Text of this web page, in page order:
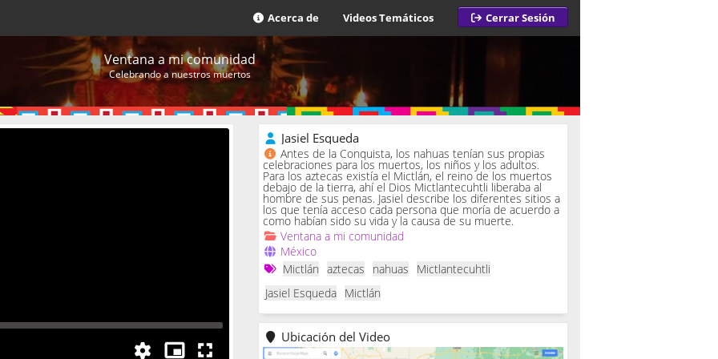
Acerca de Videos Temáticos Cerrar Sesión
Ventana a mi comunidad
Celebrando a nuestros muertos
Jasiel Esqueda
Antes de la Conquista, los nahuas tenían sus propias
celebraciones para los muertos, los niños y los adultos.
Para los aztecas existía el Mictlán, el reino de los muertos
debajo de la tierra, ahí el Dios Mictlantecuhtli liberaba al
hombre de sus penas. Jasiel describe los diferentes sitios a
los que tenía acceso cada persona que moría de acuerdo a
como habían sido su vida y la causa de su muerte.
Ventana a mi comunidad
México
Mictlán aztecas nahuas
Mictlantecuhtli
Jasiel Esqueda Mictlán
Ubicación del Video